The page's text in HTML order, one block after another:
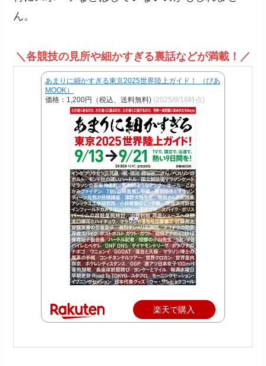
ん。
＼各競技の見所や細かすぎる裏話などが満載！／
あまりに細かすぎる東京2025世界陸上ガイド！ （ぴあ
MOOK）
価格：1,200円（税込、送料無料) (2025/9/16時点)
楽天で購入